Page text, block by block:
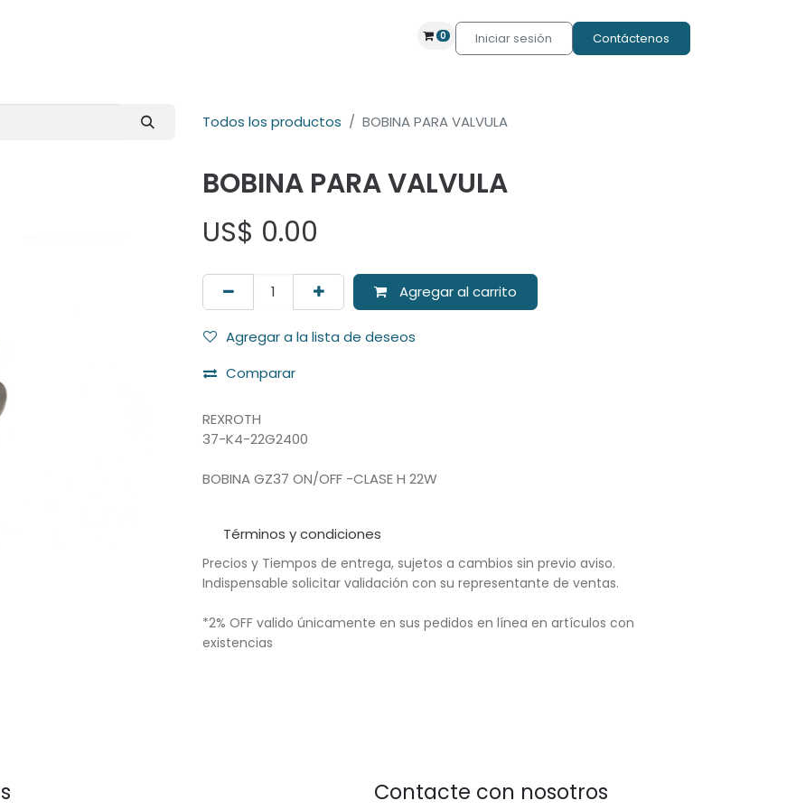
0 Iniciar sesión Contáctenos
Todos los productos BOBINA PARA VALVULA
BOBINA PARA VALVULA
US$ 0.00
Agregar al carrito
Agregar a la lista de deseos
Comparar
REXROTH
37-K4-22G2400
BOBINA GZ37 ON/OFF -CLASE H 22W
Términos y condiciones
Precios y Tiempos de entrega, sujetos a cambios sin previo aviso.
Indispensable solicitar validación con su representante de ventas.
*2% OFF valido únicamente en sus pedidos en línea en artículos con
existencias
Contacte con nosotros